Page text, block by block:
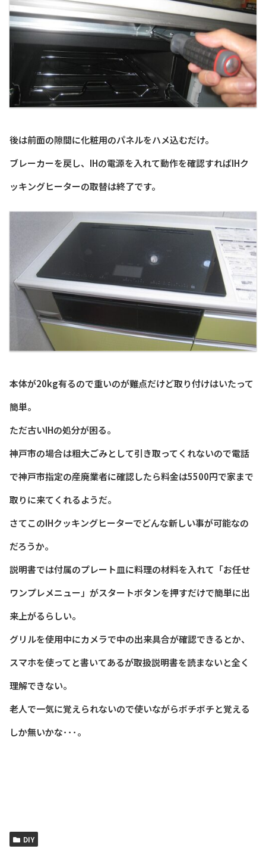
後は前面の隙間に化粧用のパネルをハメ込むだけ。
ブレーカーを戻し、IHの電源を入れて動作を確認すればIHク
ッキングヒーターの取替は終了です。
本体が20kg有るので重いのが難点だけど取り付けはいたって
簡単。
ただ古いIHの処分が困る。
神戸市の場合は粗大ごみとして引き取ってくれないので電話
で神戸市指定の産廃業者に確認したら料金は5500円で家まで
取りに来てくれるようだ。
さてこのIHクッキングヒーターでどんな新しい事が可能なの
だろうか。
説明書では付属のプレート皿に料理の材料を入れて「お任せ
ワンプレメニュー」がスタートボタンを押すだけで簡単に出
来上がるらしい。
グリルを使用中にカメラで中の出来具合が確認できるとか、
スマホを使ってと書いてあるが取扱説明書を読まないと全く
理解できない。
老人で一気に覚えられないので使いながらボチボチと覚える
しか無いかな･･･。
DIY